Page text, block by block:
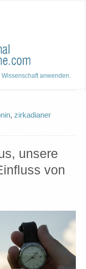
anwenden.
, zirkadianer
unsere
von